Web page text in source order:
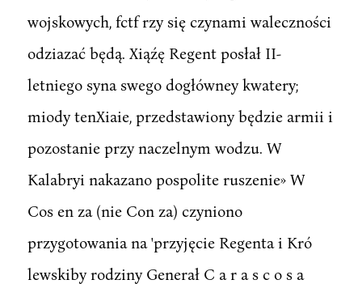
wojskowych, fctf rzy się czynami waleczności
odziazać będą. Xiąźę Regent posłał II-
letniego syna swego dogłówney kwatery;
miody tenXiaie, przedstawiony będzie armii i
pozostanie przy naczelnym wodzu. W
Kalabryi nakazano pospolite ruszenie» W
Cos en za (nie Con za) czyniono
przygotowania na 'przyjęcie Regenta i Kró
lewskiby rodziny Generał C a r a s c o s a